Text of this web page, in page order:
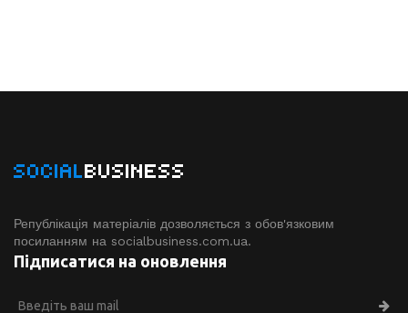
SOCIALBUSINESS
Републікація матеріалів дозволяється з обов'язковим
посиланням на socialbusiness.com.ua.
Підписатися на оновлення